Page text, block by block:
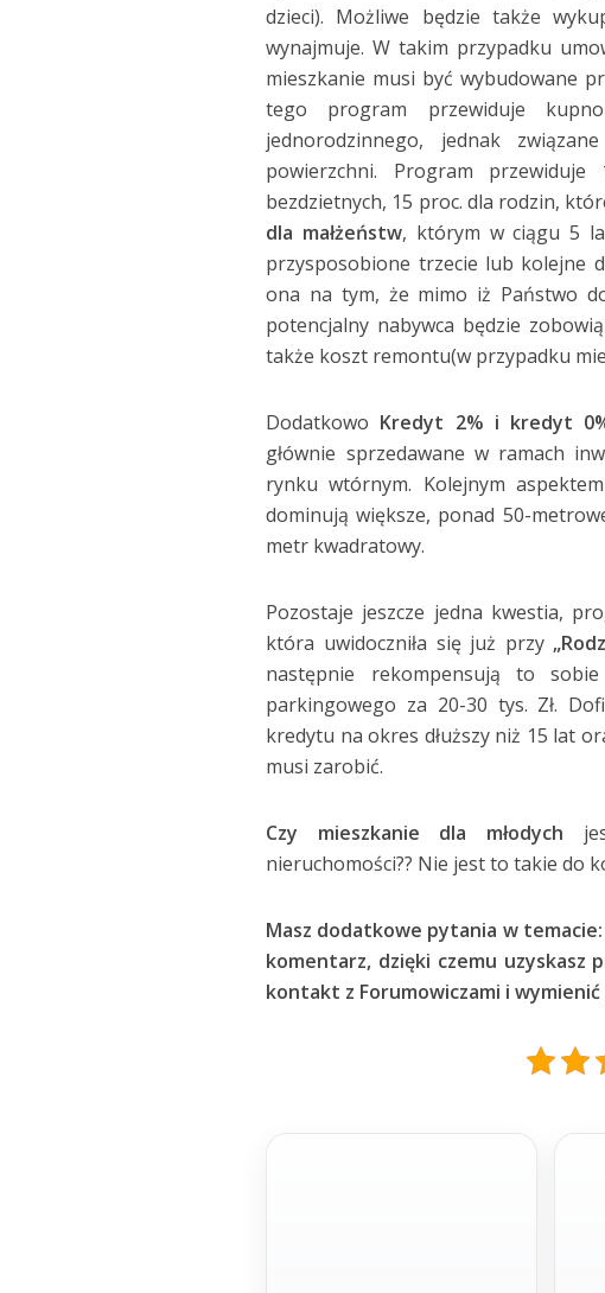
dzieci). Możliwe będzie także
wynajmuje. W takim przypadku
mieszkanie musi być wybudowane
tego program przewiduje
jednorodzinnego, jednak
powierzchni. Program
bezdzietnych, 15 proc. dla rodzin,
dla małżeństw, którym w ciągu 5
przysposobione trzecie lub kolejne
ona na tym, że mimo iż Państwo
potencjalny nabywca będzie
także koszt remontu(w przypadku
Dodatkowo Kredyt 2% i kredyt
głównie sprzedawane w ramach
rynku wtórnym. Kolejnym
dominują większe, ponad 50-
metr kwadratowy.
Pozostaje jeszcze jedna kwestia,
która uwidoczniła się już przy
następnie rekompensują to
parkingowego za 20-30 tys. Zł.
kredytu na okres dłuższy niż 15 lat
musi zarobić.
Czy mieszkanie dla młodych
nieruchomości?? Nie jest to takie do
Masz dodatkowe pytania w temacie:
komentarz, dzięki czemu uzyskasz
kontakt z Forumowiczami i